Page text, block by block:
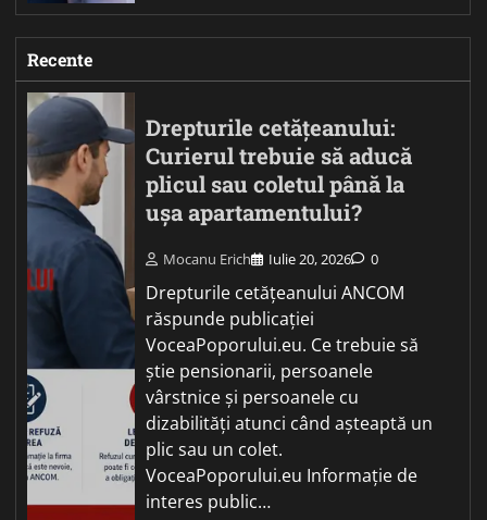
Recente
Drepturile cetățeanului:
Curierul trebuie să aducă
plicul sau coletul până la
ușa apartamentului?
Mocanu Erich Iulie 20, 2026 0
Drepturile cetățeanului ANCOM
răspunde publicației
VoceaPoporului.eu. Ce trebuie să
știe pensionarii, persoanele
vârstnice și persoanele cu
dizabilități atunci când așteaptă un
plic sau un colet.
VoceaPoporului.eu Informație de
interes public…